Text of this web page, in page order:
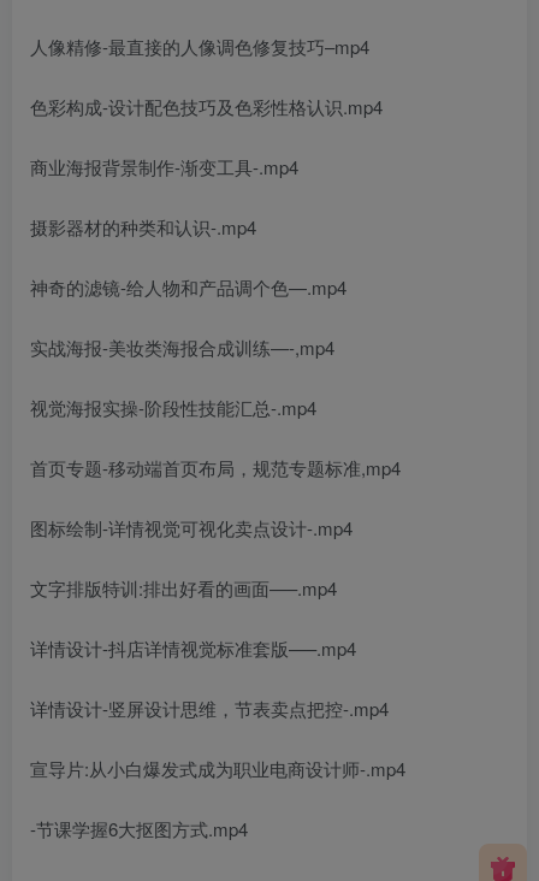
人像精修-最直接的人像调色修复技巧–mp4
色彩构成-设计配色技巧及色彩性格认识.mp4
商业海报背景制作-渐变工具-.mp4
摄影器材的种类和认识-.mp4
神奇的滤镜-给人物和产品调个色—.mp4
实战海报-美妆类海报合成训练—-,mp4
视觉海报实操-阶段性技能汇总-.mp4
首页专题-移动端首页布局，规范专题标准,mp4
图标绘制-详情视觉可视化卖点设计-.mp4
文字排版特训:排出好看的画面—–.mp4
详情设计-抖店详情视觉标准套版—–.mp4
详情设计-竖屏设计思维，节表卖点把控-.mp4
宣导片:从小白爆发式成为职业电商设计师-.mp4
-节课学握6大抠图方式.mp4